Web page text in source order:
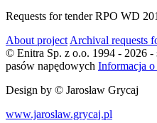
Requests for tender RPO WD
About project Archival requests
© Enitra Sp. z o.o. 1994 - 2026 -
pasów napędowych Informacja
Design by © Jarosław Grycaj
www.jaroslaw.grycaj.pl